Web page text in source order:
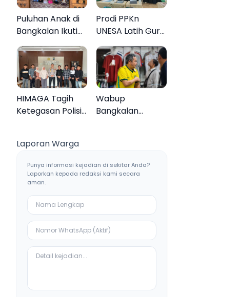
Puluhan Anak di
Bangkalan Ikuti
Lomba Mewarnai
Bertema Liburan
Keluarga
Prodi PPKn
UNESA Latih Guru
PPKn Bangkalan
dengan
Pembelajaran
Inovasi Teknologi
HIMAGA Tagih
Ketegasan Polisi
Galis Bangkalan
Wabup
Bangkalan
Ketiban Berkah
Laporan Warga
Punya informasi kejadian di sekitar Anda?
Laporkan kepada redaksi kami secara
aman.